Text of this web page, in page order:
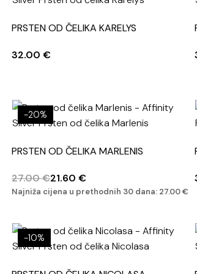
PRSTEN OD ČELIKA KARELYS
32.00 €
PRSTEN OD ČELIKA MARLENIS
-20%
27.00€21.60 €
Najniža cijena u prethodnih 30 dana: 27.00€
-10%